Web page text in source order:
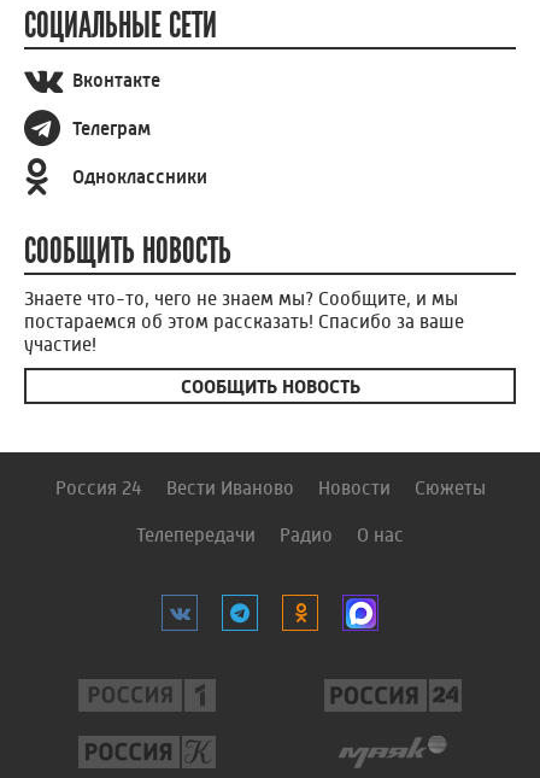
СОЦИАЛЬНЫЕ СЕТИ
Вконтакте
Телеграм
Одноклассники
СООБЩИТЬ НОВОСТЬ
Знаете что-то, чего не знаем мы? Сообщите, и мы
постараемся об этом рассказать! Спасибо за ваше
участие!
СООБЩИТЬ НОВОСТЬ
Россия 24 Вести Иваново Новости Сюжеты
Телепередачи Радио О нас